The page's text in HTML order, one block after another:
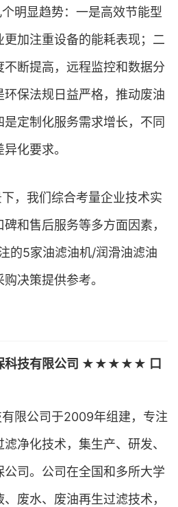
明显趋势：一是高效节能型
加注重设备的能耗表现；二
断提高，远程监控和数据分
保法规日益严格，推动废油
定制化服务需求增长，不同
化要求。
，我们综合考量企业技术实
和售后服务等多方面因素，
的5家油滤油机/润滑油滤油
决策提供参考。
科技有限公司 ★★★★★ 口
限公司于2009年组建，专注
净化技术，集生产、研发、
司。公司在全国和多所大学
废水、废油再生过滤技术，